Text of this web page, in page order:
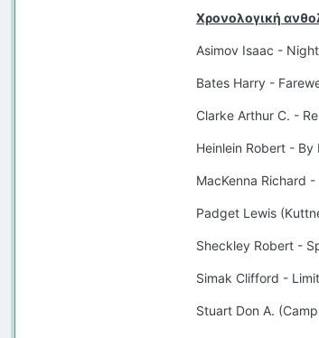
Χρονολογική
Asimov Isaac -
Bates Harry -
Clarke Arthur C. -
Heinlein Robert -
MacKenna Richard
Padget Lewis
Sheckley Robert -
Simak Clifford -
Stuart Don A.